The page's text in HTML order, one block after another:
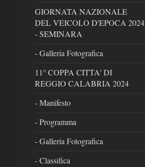
GIORNATA NAZIONALE
DEL VEICOLO D'EPOCA 2024
- SEMINARA
- Galleria Fotografica
11° COPPA CITTA' DI
REGGIO CALABRIA 2024
- Manifesto
- Programma
- Galleria Fotografica
- Classifica